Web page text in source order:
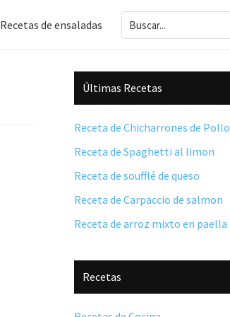
Recetas de ensaladas Buscar...
Barra
lateral
principal
Últimas Recetas
Receta de Chicharrones de Pollo
Receta de Spaghetti al limon
Receta de soufflé de queso
Receta de Carpaccio de salmon
Receta de arroz mixto en paella
Recetas